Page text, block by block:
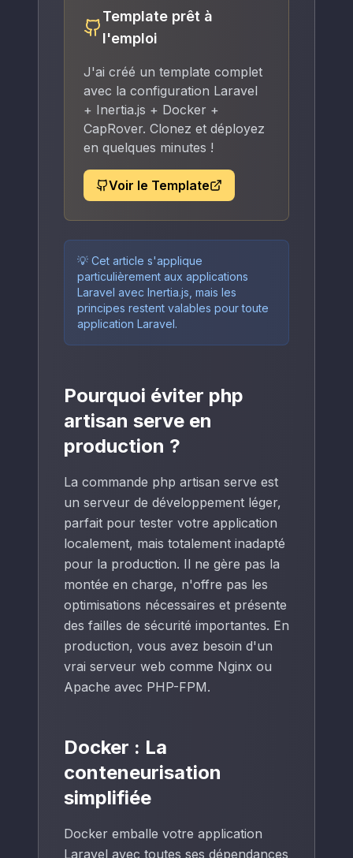
Template prêt à
l'emploi
J'ai créé un template complet
avec la configuration Laravel
+ Inertia.js + Docker +
CapRover. Clonez et déployez
en quelques minutes !
Voir le Template
💡 Cet article s'applique
particulièrement aux applications
Laravel avec Inertia.js, mais les
principes restent valables pour toute
application Laravel.
Pourquoi éviter php
artisan serve en
production ?
La commande php artisan serve est
un serveur de développement léger,
parfait pour tester votre application
localement, mais totalement inadapté
pour la production. Il ne gère pas la
montée en charge, n'offre pas les
optimisations nécessaires et présente
des failles de sécurité importantes. En
production, vous avez besoin d'un
vrai serveur web comme Nginx ou
Apache avec PHP-FPM.
Docker : La
conteneurisation
simplifiée
Docker emballe votre application
Laravel avec toutes ses dépendances